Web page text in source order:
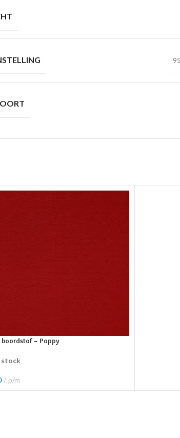
boordstof – Poppy
stock
p/m
Aan Winkelwagen